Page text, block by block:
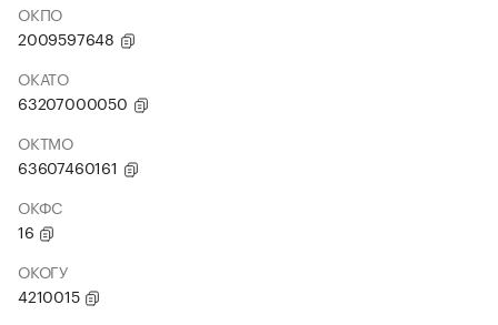
ОКПО
2009597648
ОКАТО
63207000050
ОКТМО
63607460161
ОКФС
16
ОКОГУ
4210015